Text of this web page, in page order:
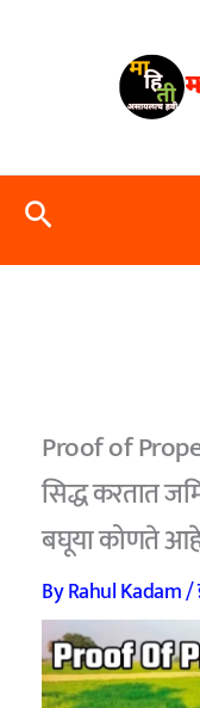
Search
Proof of
सिद्ध करतात
बघूया कोणते
ByRahul Kadam/